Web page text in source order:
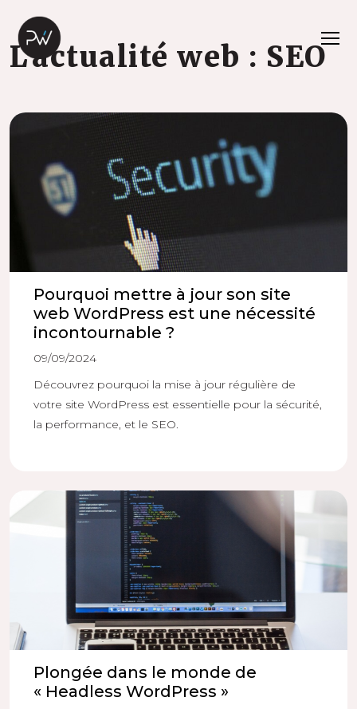
L'actualité web : SEO
Pourquoi mettre à jour son site
web WordPress est une nécessité
incontournable ?
09/09/2024
Découvrez pourquoi la mise à jour régulière de
votre site WordPress est essentielle pour la sécurité,
la performance, et le SEO.
Plongée dans le monde de
« Headless WordPress »